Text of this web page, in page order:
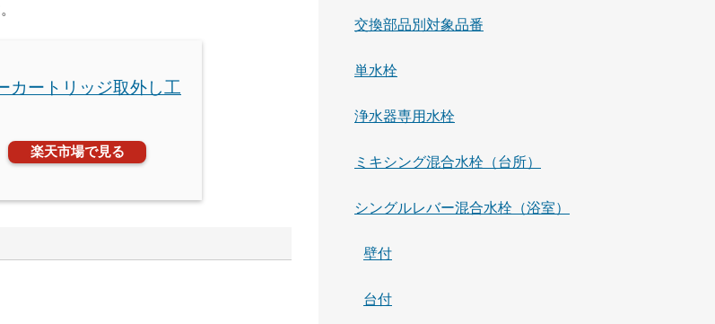
カートリッジ取外し工
楽天市場で見る
交換部品別対象品番
単水栓
浄水器専用水栓
ミキシング混合水栓（台所）
シングルレバー混合水栓（浴室）
壁付
台付